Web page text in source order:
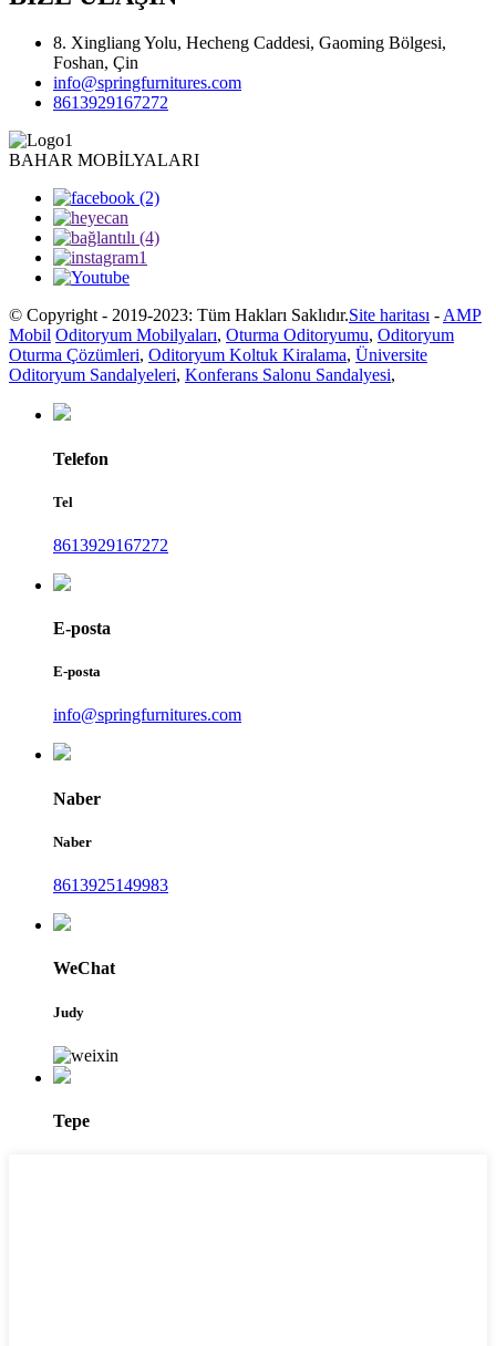
8. Xingliang Yolu, Hecheng Caddesi, Gaoming Bölgesi,
Foshan, Çin
info@springfurnitures.com
8613929167272
BAHAR MOBİLYALARI
© Copyright - 2019-2023: Tüm Hakları Saklıdır.Site haritası - AMP
Mobil Oditoryum Mobilyaları, Oturma Oditoryumu, Oditoryum
Oturma Çözümleri, Oditoryum Koltuk Kiralama, Üniversite
Oditoryum Sandalyeleri, Konferans Salonu Sandalyesi,
Telefon
Tel
8613929167272
E-posta
E-posta
info@springfurnitures.com
Naber
Naber
8613925149983
WeChat
Judy
Tepe